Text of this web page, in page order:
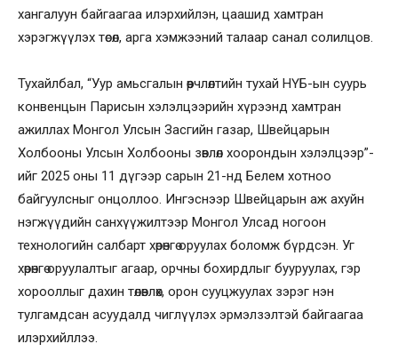
хангалуун байгаагаа илэрхийлэн, цаашид хамтран
хэрэгжүүлэх төсөл, арга хэмжээний талаар санал солилцов.
Тухайлбал, “Уур амьсгалын өөрчлөлтийн тухай НҮБ-ын суурь
конвенцын Парисын хэлэлцээрийн хүрээнд хамтран
ажиллах Монгол Улсын Засгийн газар, Швейцарын
Холбооны Улсын Холбооны зөвлөл хоорондын хэлэлцээр”-
ийг 2025 оны 11 дүгээр сарын 21-нд Белем хотноо
байгуулсныг онцоллоо. Ингэснээр Швейцарын аж ахуйн
нэгжүүдийн санхүүжилтээр Монгол Улсад ногоон
технологийн салбарт хөрөнгө оруулах боломж бүрдсэн. Уг
хөрөнгө оруулалтыг агаар, орчны бохирдлыг бууруулах, гэр
хорооллыг дахин төлөвлөх, орон сууцжуулах зэрэг нэн
тулгамдсан асуудалд чиглүүлэх эрмэлзэлтэй байгаагаа
илэрхийллээ.